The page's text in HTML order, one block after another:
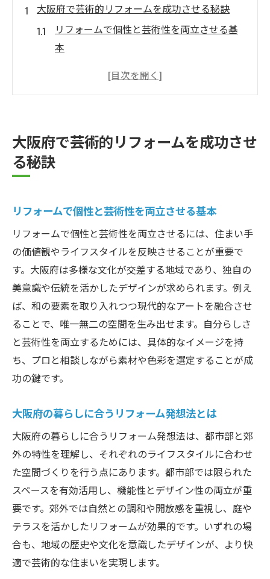
大阪府で芸術的リフォームを成功させる秘訣
リフォームで個性と芸術性を両立させる基
本
大阪府の暮らしに合うリフォーム発想法と
リフォーム成功のための芸術的な発想転換
のポイント
実用性とアート性を兼ね備えたリフォーム
の秘訣
リフォームで実現する大阪府の芸術的住まい
芸術的リフォームで理想の住まいを手に入
れる方法
大阪府のリフォームで空間美を高める工夫
とは
リフォームにおける芸術と機能性の融合事
例
デア
リフォームで住まいを芸術空間に変えるポ
イント
生活に彩りを加えるリフォームの芸術的ア
プローチ
大阪府での芸術的リフォームの魅力とは
リフォームで実現できる芸術的な魅力の
数々
大阪府ならではの芸術的リフォームの魅力
大阪府で芸術的リフォームを成功させ
る秘訣
リフォームで個性と芸術性を両立させる基本
リフォームで個性と芸術性を両立させるには、住まい手
の価値観やライフスタイルを反映させることが重要で
す。大阪府は多様な文化が交差する地域であり、独自の
美意識や伝統を活かしたデザインが求められます。例え
ば、和の要素を取り入れつつ現代的なアートを融合させ
ることで、唯一無二の空間を生み出せます。自分らしさ
と芸術性を両立するためには、具体的なイメージを持
ち、プロと相談しながら素材や色彩を選定することが成
功の鍵です。
大阪府の暮らしに合うリフォーム発想法とは
大阪府の暮らしに合うリフォーム発想法は、都市部と郊
外の特性を理解し、それぞれのライフスタイルに合わせ
た空間づくりを行う点にあります。都市部では限られた
スペースを有効活用し、機能性とデザイン性の両立が重
要です。郊外では自然との調和や開放感を重視し、庭や
テラスを活かしたリフォームが効果的です。いずれの場
合も、地域の歴史や文化を意識したデザインが、より快
適で芸術的な住まいを実現します。